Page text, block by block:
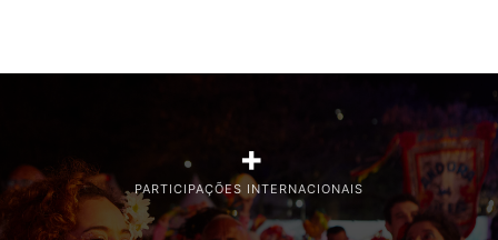
PARTICIPAÇÕES INTERNACIONAIS
+